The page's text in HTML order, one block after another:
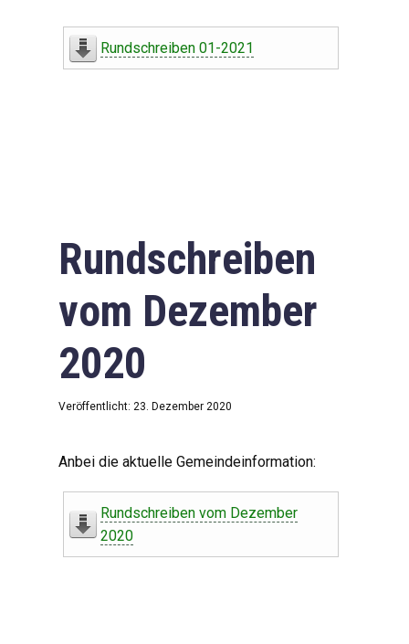
Rundschreiben 01-2021
Rundschreiben
vom Dezember
2020
Veröffentlicht: 23. Dezember 2020
Anbei die aktuelle Gemeindeinformation:
Rundschreiben vom Dezember
2020